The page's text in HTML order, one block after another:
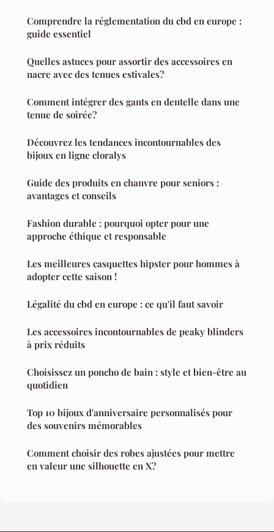
Comprendre la réglementation du cbd en europe :
guide essentiel
Quelles astuces pour assortir des accessoires en
nacre avec des tenues estivales?
Comment intégrer des gants en dentelle dans une
tenue de soirée?
Découvrez les tendances incontournables des
bijoux en ligne cloralys
Guide des produits en chanvre pour seniors :
avantages et conseils
Fashion durable : pourquoi opter pour une
approche éthique et responsable
Les meilleures casquettes hipster pour hommes à
adopter cette saison !
Légalité du cbd en europe : ce qu'il faut savoir
Les accessoires incontournables de peaky blinders
à prix réduits
Choisissez un poncho de bain : style et bien-être au
quotidien
Top 10 bijoux d'anniversaire personnalisés pour
des souvenirs mémorables
Comment choisir des robes ajustées pour mettre
en valeur une silhouette en X?